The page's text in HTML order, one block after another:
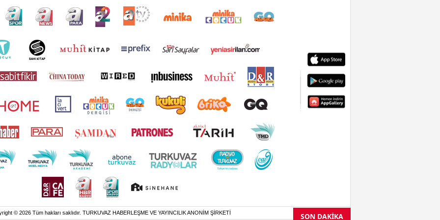
© 2026 Tüm hakları saklıdır. TURKUVAZ HABERLEŞME VE YAYINCILIK ANONİM ŞİRKETİ SON DAKİKA